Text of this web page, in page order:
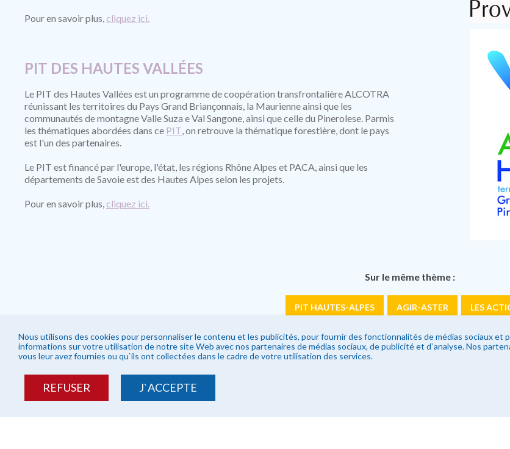
Pour en savoir plus, cliquez ici.
PIT DES HAUTES VALLÉES
Le PIT des Hautes Vallées est un programme de coopération transfrontalière ALCOTRA
réunissant les territoires du Pays Grand Briançonnais, la Maurienne ainsi que les
communautés de montagne Valle Suza e Val Sangone, ainsi que celle du Pinerolese. Parmis
les thématiques abordées dans ce PIT, on retrouve la thématique forestière, dont le pays
est l'un des partenaires.
Le PIT est financé par l'europe, l'état, les régions Rhône Alpes et PACA, ainsi que les
départements de Savoie est des Hautes Alpes selon les projets.
Pour en savoir plus, cliquez ici.
Sur le même thème :
PIT HAUTES-ALPES AGIR-ASTER LES
Découvrez aussi :
LA FORÊT DU PAYS EN CHIFFRES
Nous utilisons des cookies pour personnaliser le contenu et les publicités, pour fournir des fonctionnalités de médias sociaux
informations sur votre utilisation de notre site Web avec nos partenaires de médias sociaux, de publicité et d`analyse. Nos
vous leur avez fournies ou qu`ils ont collectées dans le cadre de votre utilisation des services.
REFUSER J`ACCEPTE